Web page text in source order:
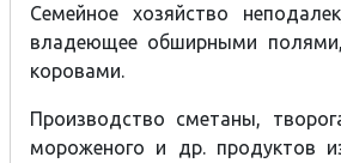
Семейное хозяйство
владеющее обширными
коровами.
Производство сметаны,
мороженого и др. продуктов